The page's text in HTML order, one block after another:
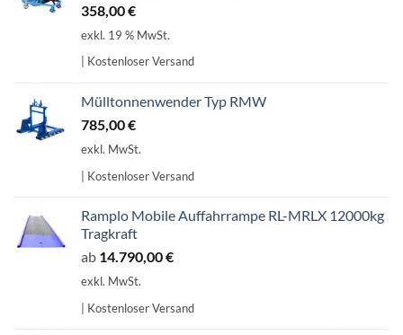
358,00€
exkl. 19 % MwSt.
| Kostenloser Versand
Mülltonnenwender Typ RMW
785,00€
exkl. MwSt.
| Kostenloser Versand
Ramplo Mobile Auffahrrampe RL-MRLX 12000kg
Tragkraft
ab 14.790,00€
exkl. MwSt.
| Kostenloser Versand